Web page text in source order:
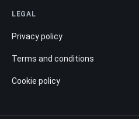
LEGAL
Privacy policy
Terms and conditions
Cookie policy